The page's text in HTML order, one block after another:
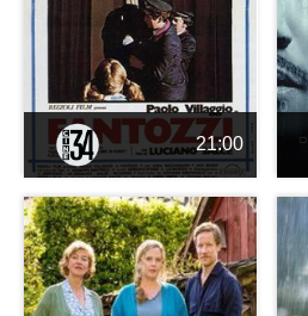
21:00